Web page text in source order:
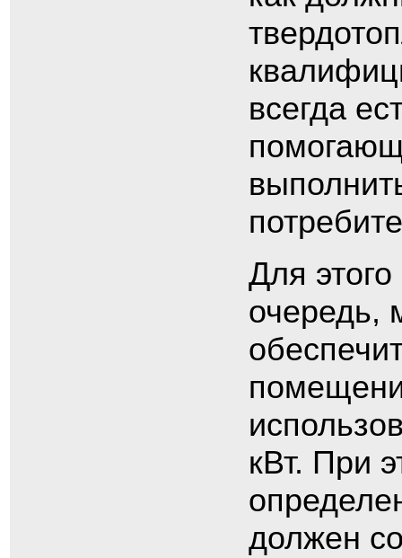
всегда
Для
очередь,
кВт. При
должен